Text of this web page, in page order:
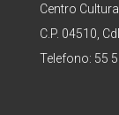
Centro
C.P. 04510,
Telefono: 55